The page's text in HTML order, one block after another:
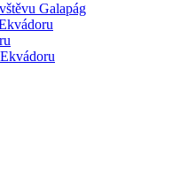
Galapág